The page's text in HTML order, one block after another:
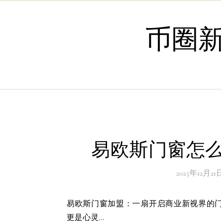
币圈
易欧斯门窗怎
2025年12月21
易欧斯门窗加盟：一扇开启商业新视界的门在繁华的都市中，一扇窗，一扇门，不仅是物理空间的分隔，
更是心灵…